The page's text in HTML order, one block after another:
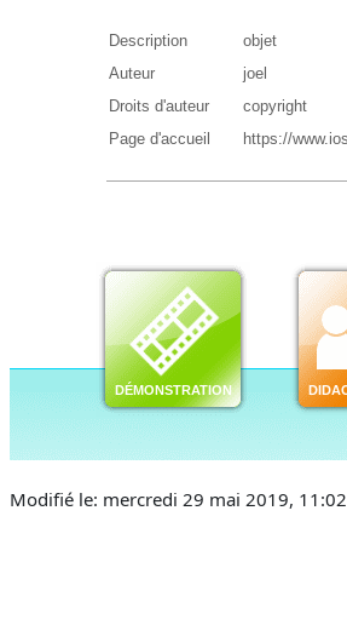
Modifié le: mercredi 29 mai 2019, 11:02